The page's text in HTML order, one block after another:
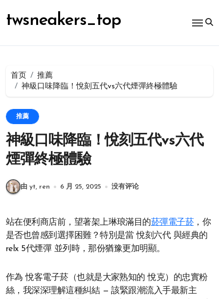
容
twsneakers_top
首页
推薦
神級口味降臨！悅刻五代vs六代煙彈終極體驗
推薦
神級口味降臨！悅刻五代vs六代
煙彈終極體驗
由 yt, ren 6 月 25, 2025 没有评论
站在便利商店前，望著架上琳琅滿目的菸彈電子菸 ，你
是否也曾感到選擇困難？特別是當 悅刻六代 與經典的
relx 5代煙彈 並列時，那份猶豫更加明顯。
作為 悅客電子菸（也就是大家熟知的 悅克）的忠實粉
絲，我深深理解這種糾結 — 該緊跟潮流入手最新主